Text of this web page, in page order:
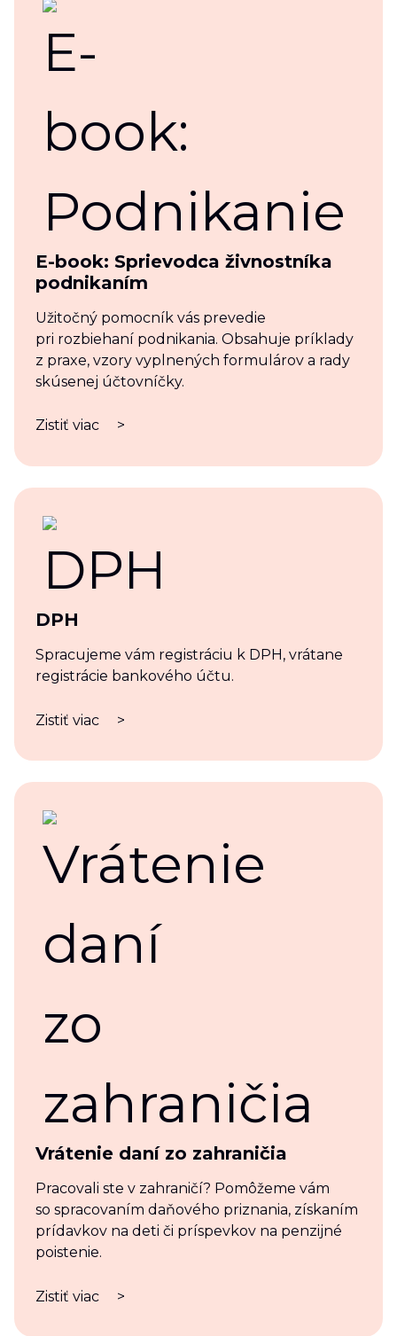
E-book: Sprievodca živnostníka
podnikaním
Užitočný pomocník vás prevedie
pri rozbiehaní podnikania. Obsahuje príklady
z praxe, vzory vyplnených formulárov a rady
skúsenej účtovníčky.
Zistiť viac >
DPH
Spracujeme vám registráciu k DPH, vrátane
registrácie bankového účtu.
Zistiť viac >
Vrátenie daní zo zahraničia
Pracovali ste v zahraničí? Pomôžeme vám
so spracovaním daňového priznania, získaním
prídavkov na deti či príspevkov na penzijné
poistenie.
Zistiť viac >